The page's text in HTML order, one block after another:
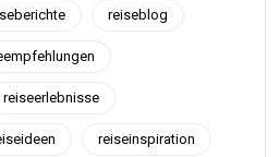
reiseblog
reiseerlebnisse
reiseinspiration